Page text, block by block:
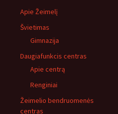
Apie Žeimelį
Švietimas
Gimnazija
Daugiafunkcis centras
Apie centrą
Renginiai
Žeimelio bendruomenės
centras